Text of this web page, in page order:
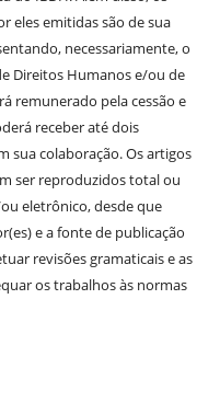
eles emitidas são de sua
necessariamente, o
Direitos Humanos e/ou de
remunerado pela cessão e
receber até dois
sua colaboração. Os artigos
ser reproduzidos total ou
eletrônico, desde que
e a fonte de publicação
revisões gramaticais e as
os trabalhos às normas